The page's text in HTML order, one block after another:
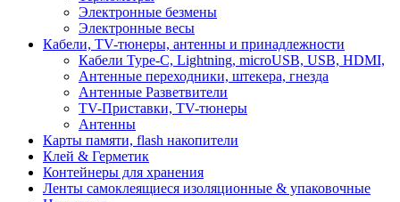
Электронные безмены
Электронные весы
Кабели, TV-тюнеры, антенны и принадлежности
Кабели Type-C, Lightning, microUSB, USB, HDMI,
Антенные переходники, штекера, гнезда
Антенные Разветвители
TV-Приставки, TV-тюнеры
Антенны
Карты памяти, flash накопители
Клей & Герметик
Контейнеры для хранения
Ленты самоклеящиеся изоляционные & упаковочные